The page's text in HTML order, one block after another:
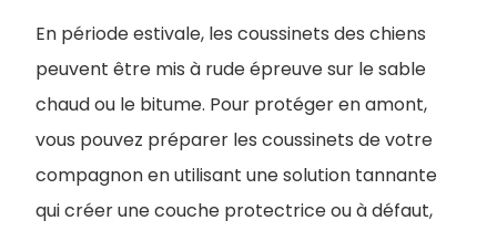
En période estivale, les coussinets des chiens
peuvent être mis à rude épreuve sur le sable
chaud ou le bitume. Pour protéger en amont,
vous pouvez préparer les coussinets de votre
compagnon en utilisant une solution tannante
qui créer une couche protectrice ou à défaut,